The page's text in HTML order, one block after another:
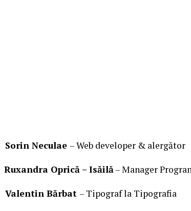
Sorin Neculae – Web developer & alergător
Ruxandra Oprică – Isăilă– Manager
Valentin Bărbat – Tipograf la Tipografia